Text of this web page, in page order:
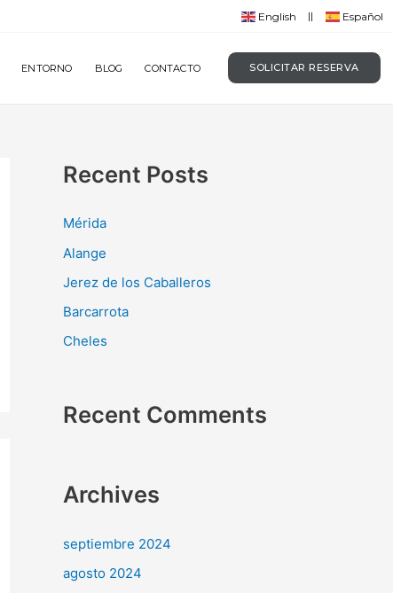
English Español
ENTORNO BLOG CONTACTO SOLICITAR RESERVA
Recent Posts
Mérida
Alange
Jerez de los Caballeros
Barcarrota
Cheles
Recent Comments
Archives
septiembre 2024
agosto 2024